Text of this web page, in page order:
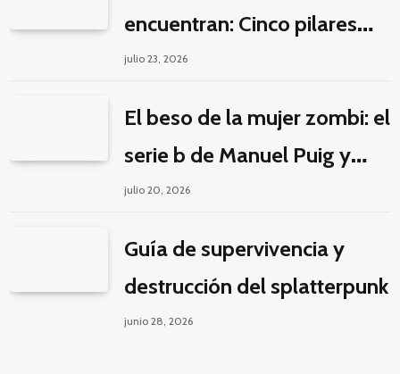
encuentran: Cinco pilares
éticos para una fantasía
julio 23, 2026
El beso de la mujer zombi: el
serie b de Manuel Puig y
Jacques Tourneur
julio 20, 2026
Guía de supervivencia y
destrucción del splatterpunk
junio 28, 2026